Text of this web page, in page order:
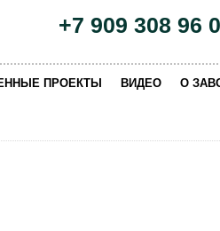
+7 909 308 96
ПРОЕКТЫ ВИДЕО О